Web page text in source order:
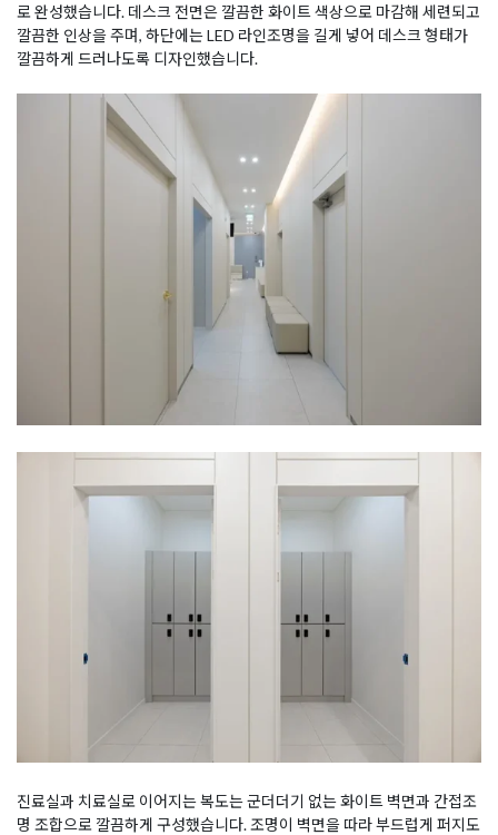
로 완성했습니다. 데스크 전면은 깔끔한 화이트 색상으로 마감해 세련되고
깔끔한 인상을 주며, 하단에는 LED 라인조명을 길게 넣어 데스크 형태가
깔끔하게 드러나도록 디자인했습니다.
진료실과 치료실로 이어지는 복도는 군더더기 없는 화이트 벽면과 간접조
명 조합으로 깔끔하게 구성했습니다. 조명이 벽면을 따라 부드럽게 퍼지도